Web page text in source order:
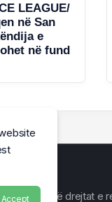
LEAGUE/
në San
e
në fund
Accept
Të gjitha të drejtat e